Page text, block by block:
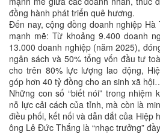
đồng hành phát triển quê hương.
Đến nay, cộng đồng doanh nghiệp
mạnh mẽ: Từ khoảng 9.400 doanh
13.000 doanh nghiệp (năm 2025),
ngân sách và 50% tổng vốn đầu tư
cho trên 80% lực lượng lao động,
góp hơn 40 tỷ đồng cho an sinh xã
Những con số “biết nói” trong nhiệm
nỗ lực cải cách của tỉnh, mà còn là
điều phối, kết nối và dẫn dắt của Hiệp
ông Lê Đức Thắng là “nhạc trưởng”